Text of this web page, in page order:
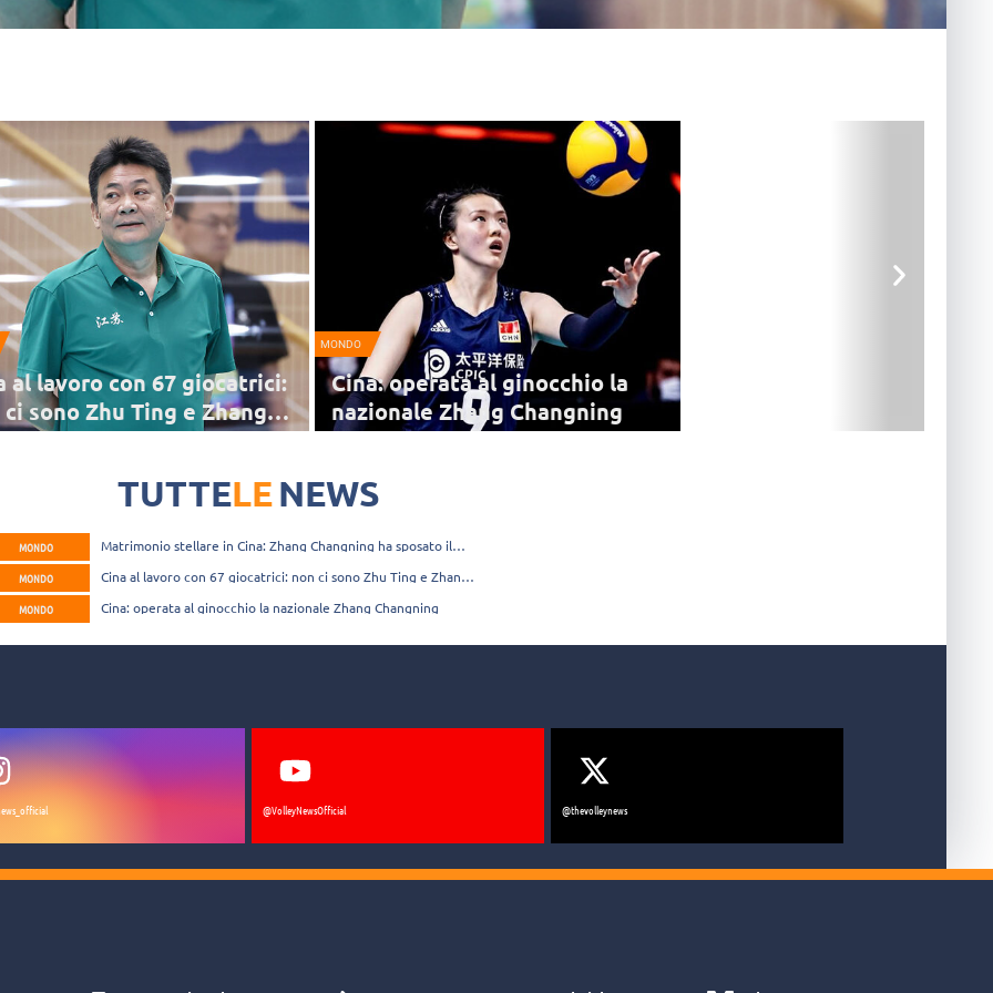
al lavoro con 67 giocatrici:
ci sono Zhu Ting e Zhang
MONDO
Cina: operata al ginocchio la
nazionale Zhang Changning
ginocchio sinistro
TUTTELENEWS
MONDO Matrimonio stellare in Cina: Zhang Changning ha sposato il
MONDO Cina al lavoro con 67 giocatrici: non ci sono Zhu Ting e Zhang
MONDO Cina: operata al ginocchio la nazionale Zhang Changning
@VolleyNewsOfficial @thevolleynews